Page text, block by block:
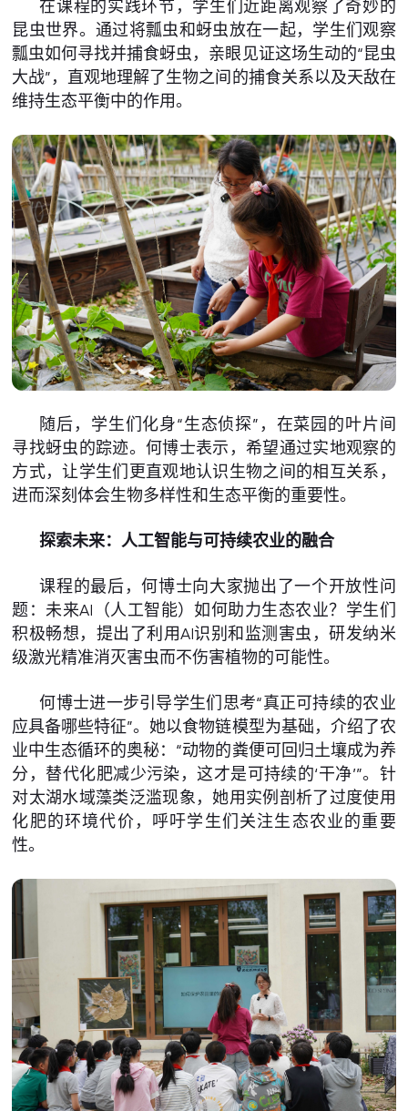
在课程的实践环节，学生们近距离观察了奇妙的
昆虫世界。通过将瓢虫和蚜虫放在一起，学生们观察
瓢虫如何寻找并捕食蚜虫，亲眼见证这场生动的“昆虫
大战”，直观地理解了生物之间的捕食关系以及天敌在
维持生态平衡中的作用。
随后，学生们化身“生态侦探”，在菜园的叶片间
寻找蚜虫的踪迹。何博士表示，希望通过实地观察的
方式，让学生们更直观地认识生物之间的相互关系，
进而深刻体会生物多样性和生态平衡的重要性。
探索未来：人工智能与可持续农业的融合
课程的最后，何博士向大家抛出了一个开放性问
题：未来AI（人工智能）如何助力生态农业？学生们
积极畅想，提出了利用AI识别和监测害虫，研发纳米
级激光精准消灭害虫而不伤害植物的可能性。
何博士进一步引导学生们思考“真正可持续的农业
应具备哪些特征”。她以食物链模型为基础，介绍了农
业中生态循环的奥秘：“动物的粪便可回归土壤成为养
分，替代化肥减少污染，这才是可持续的‘干净’”。针
对太湖水域藻类泛滥现象，她用实例剖析了过度使用
化肥的环境代价，呼吁学生们关注生态农业的重要
性。